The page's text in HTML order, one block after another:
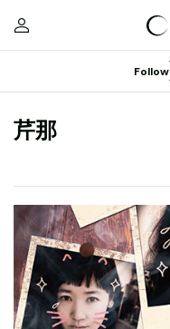
Follow
芹那